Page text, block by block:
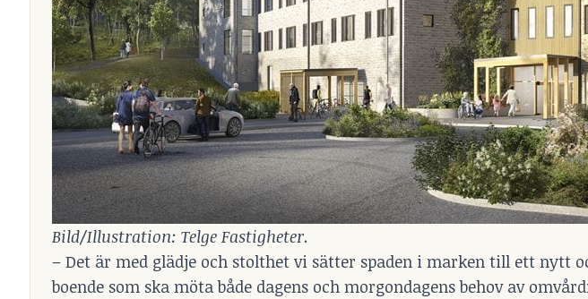
Bild/Illustration: Telge Fastigheter.
– Det är med glädje och stolthet vi sätter spaden i marken till ett nytt
boende som ska möta både dagens och morgondagens behov av